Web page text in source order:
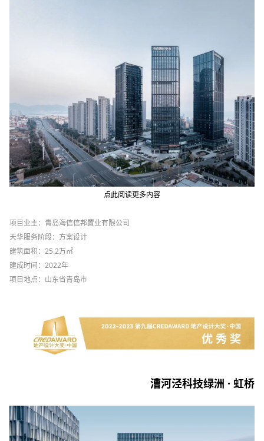
点此阅读更多内容
项目业主：青岛海信信邦置业有限公司
天华服务阶段：方案设计
建筑面积：25.2万㎡
建成时间：2022年
项目地点：山东省青岛市
漕河泾科技绿洲 · 虹桥